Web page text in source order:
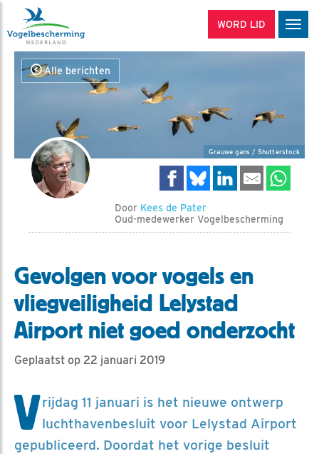
WORD LID
Alle berichten
Grauwe gans / Shutterstock
Door Kees de Pater
Oud-medewerker Vogelbescherming
Gevolgen voor vogels en
vliegveiligheid Lelystad
Airport niet goed onderzocht
Geplaatst op 22 januari 2019
Vrijdag 11 januari is het nieuwe ontwerp
luchthavenbesluit voor Lelystad Airport
gepubliceerd. Doordat het vorige besluit